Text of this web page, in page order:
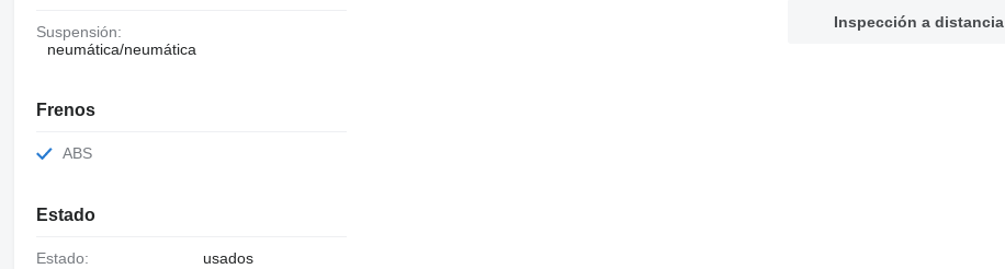
Suspensión:
neumática/neumática
Frenos
ABS
Estado
Estado: usados
Inspección a distancia